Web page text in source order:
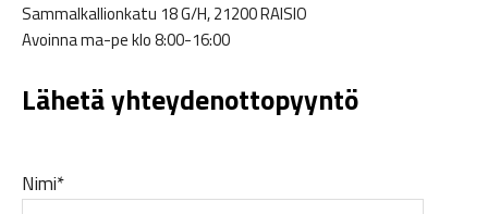
Sammalkallionkatu 18 G/H, 21200 RAISIO
Avoinna ma-pe klo 8:00-16:00
Lähetä yhteydenottopyyntö
Nimi*